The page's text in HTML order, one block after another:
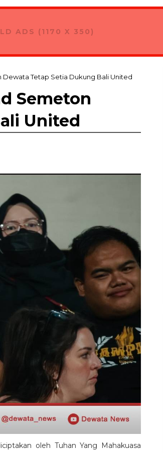
Ekspor Produk Nusantara
ADS (1170 X 350)
Dewata Tetap Setia Dukung Bali United
Semeton
United
oleh Tuhan Yang Mahakuasa